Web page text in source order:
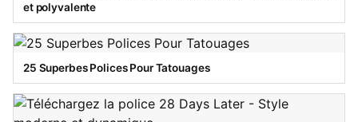
et polyvalente
25 Superbes Polices Pour Tatouages